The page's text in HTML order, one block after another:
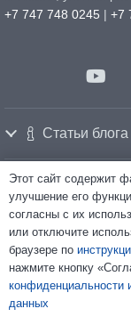
+7 747 748 0245 | +7
Статьи
Политика
Политика
Согласие на
Made by«Relation»
Некоторые
искусственного
Этот сайт содержит
улучшение его
согласны с их
или отключите
браузере по
нажмите кнопку
конфиденциальности
данных